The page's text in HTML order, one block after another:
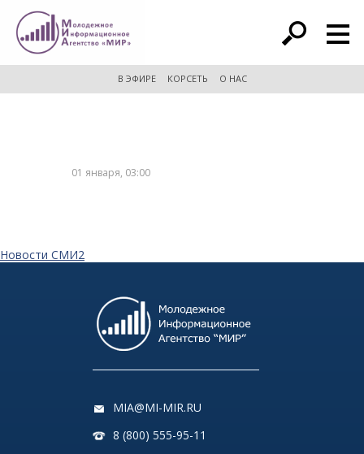
расширенный поиск
В ЭФИРЕ КОРСЕТЬ О НАС
01 января, 03:00
Новости СМИ2
MIA@MI-MIR.RU
8 (800) 555-95-11